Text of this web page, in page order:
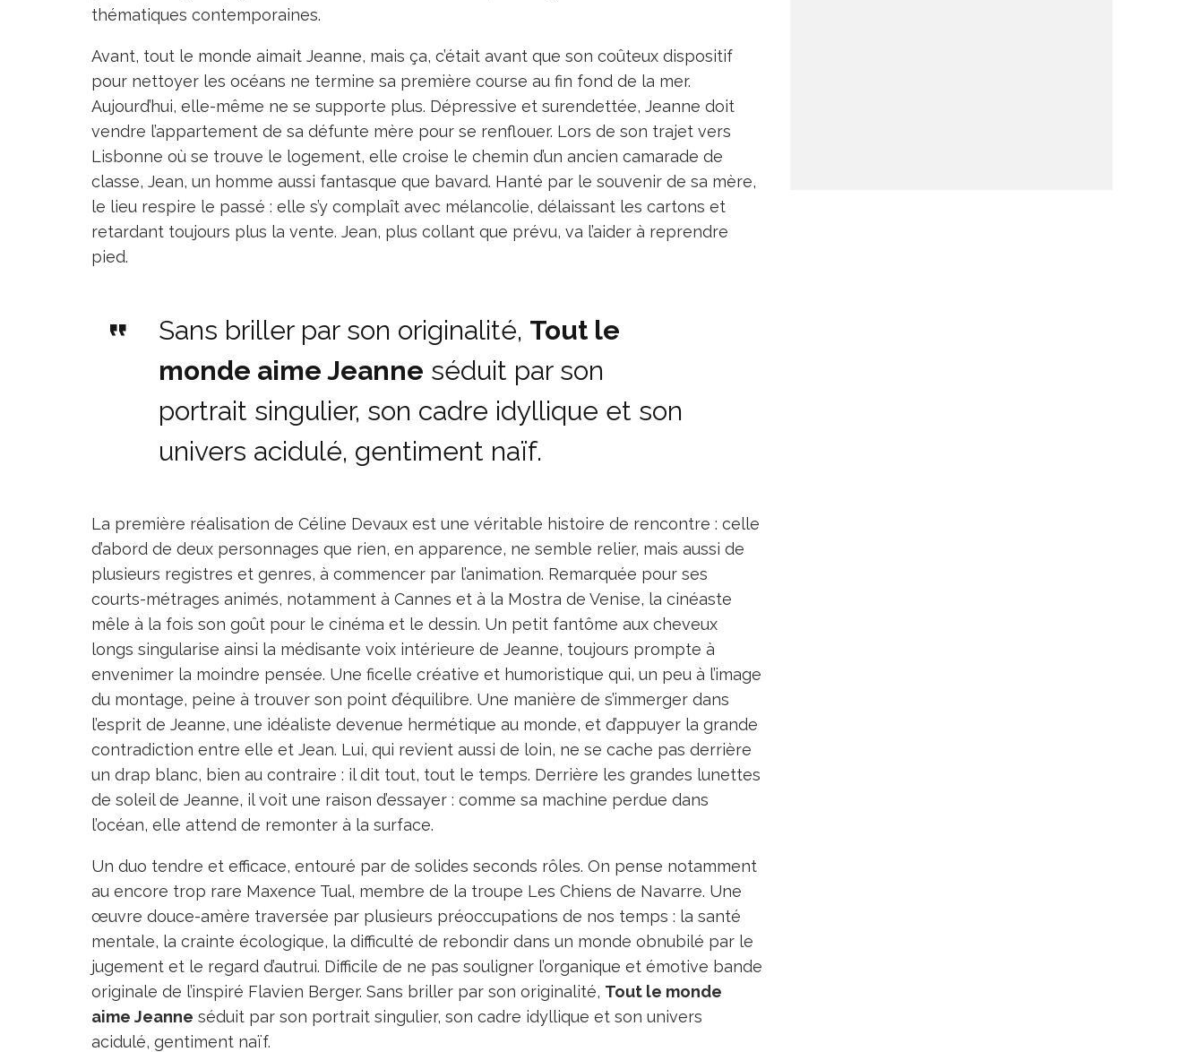
thématiques contemporaines.
Avant, tout le monde aimait Jeanne, mais ça, c’était avant que son coûteux dispositif
pour nettoyer les océans ne termine sa première course au fin fond de la mer.
Aujourd’hui, elle-même ne se supporte plus. Dépressive et surendettée, Jeanne doit
vendre l’appartement de sa défunte mère pour se renflouer. Lors de son trajet vers
Lisbonne où se trouve le logement, elle croise le chemin d’un ancien camarade de
classe, Jean, un homme aussi fantasque que bavard. Hanté par le souvenir de sa mère,
le lieu respire le passé : elle s’y complaît avec mélancolie, délaissant les cartons et
retardant toujours plus la vente. Jean, plus collant que prévu, va l’aider à reprendre
pied.
Sans briller par son originalité, Tout le
monde aime Jeanne séduit par son
portrait singulier, son cadre idyllique et son
univers acidulé, gentiment naïf.
La première réalisation de Céline Devaux est une véritable histoire de rencontre : celle
d’abord de deux personnages que rien, en apparence, ne semble relier, mais aussi de
plusieurs registres et genres, à commencer par l’animation. Remarquée pour ses
courts-métrages animés, notamment à Cannes et à la Mostra de Venise, la cinéaste
mêle à la fois son goût pour le cinéma et le dessin. Un petit fantôme aux cheveux
longs singularise ainsi la médisante voix intérieure de Jeanne, toujours prompte à
envenimer la moindre pensée. Une ficelle créative et humoristique qui, un peu à l’image
du montage, peine à trouver son point d’équilibre. Une manière de s’immerger dans
l’esprit de Jeanne, une idéaliste devenue hermétique au monde, et d’appuyer la grande
contradiction entre elle et Jean. Lui, qui revient aussi de loin, ne se cache pas derrière
un drap blanc, bien au contraire : il dit tout, tout le temps. Derrière les grandes lunettes
de soleil de Jeanne, il voit une raison d’essayer : comme sa machine perdue dans
l’océan, elle attend de remonter à la surface.
Un duo tendre et efficace, entouré par de solides seconds rôles. On pense notamment
au encore trop rare Maxence Tual, membre de la troupe Les Chiens de Navarre. Une
œuvre douce-amère traversée par plusieurs préoccupations de nos temps : la santé
mentale, la crainte écologique, la difficulté de rebondir dans un monde obnubilé par le
jugement et le regard d’autrui. Difficile de ne pas souligner l’organique et émotive bande
originale de l’inspiré Flavien Berger. Sans briller par son originalité, Tout le monde
aime Jeanne séduit par son portrait singulier, son cadre idyllique et son univers
acidulé, gentiment naïf.